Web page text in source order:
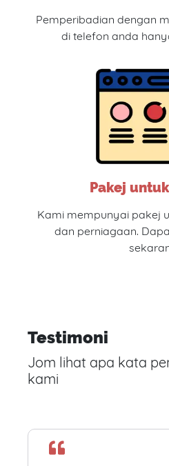
Pemperibadian dengan
di telefon anda
Pakej
Kami mempunyai pakej
dan perniagaan.
Testimoni
Jom lihat apa kata
kami